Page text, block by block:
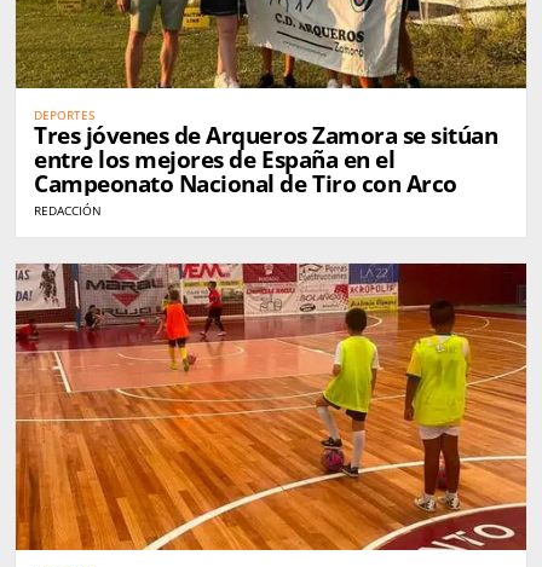
DEPORTES
Tres jóvenes de Arqueros Zamora se sitúan
entre los mejores de España en el
Campeonato Nacional de Tiro con Arco
REDACCIÓN